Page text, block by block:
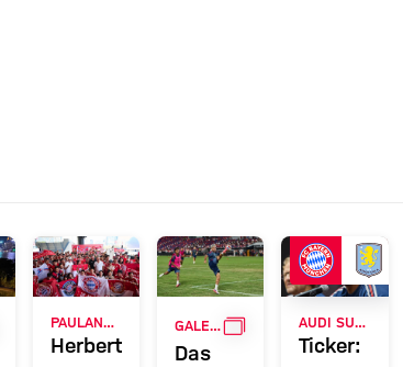
Herbert
GALERIEGALLERIE
Das
Ticker: